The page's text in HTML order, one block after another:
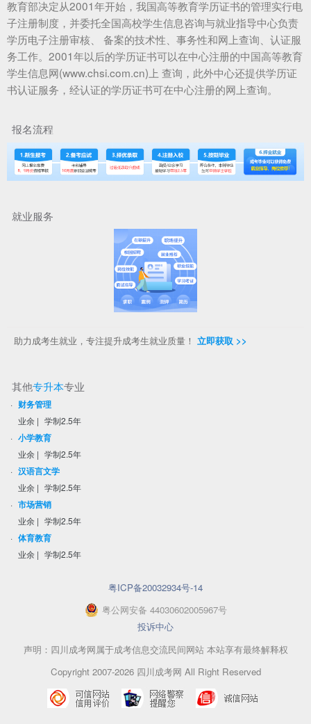
教育部决定从2001年开始，我国高等教育学历证书的管理实行电
子注册制度，并委托全国高校学生信息咨询与就业指导中心负责
学历电子注册审核、 备案的技术性、事务性和网上查询、认证服
务工作。2001年以后的学历证书可以在中心注册的中国高等教育
学生信息网(www.chsi.com.cn)上 查询，此外中心还提供学历证
书认证服务，经认证的学历证书可在中心注册的网上查询。
报名流程
就业服务
助力成考生就业，专注提升成考生就业质量！ 立即获取 >>
其他专升本专业
· 财务管理
业余 | 学制2.5年
· 小学教育
业余 | 学制2.5年
· 汉语言文学
业余 | 学制2.5年
· 市场营销
业余 | 学制2.5年
· 体育教育
业余 | 学制2.5年
粤ICP备20032934号-14
粤公网安备 44030602005967号
投诉中心
声明：四川成考网属于成考信息交流民间网站 本站享有最终解释权
Copyright 2007-2026 四川成考网 All Right Reserved